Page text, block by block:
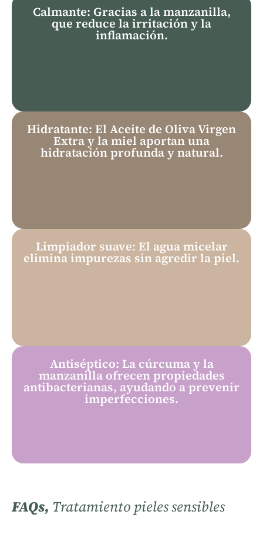
Calmante: Gracias a la manzanilla,
que reduce la irritación y la
inflamación.
Hidratante: El Aceite de Oliva Virgen
Extra y la miel aportan una
hidratación profunda y natural.
Limpiador suave: El agua micelar
elimina impurezas sin agredir la piel.
Antiséptico: La cúrcuma y la
manzanilla ofrecen propiedades
antibacterianas, ayudando a prevenir
imperfecciones.
FAQs, Tratamiento pieles sensibles